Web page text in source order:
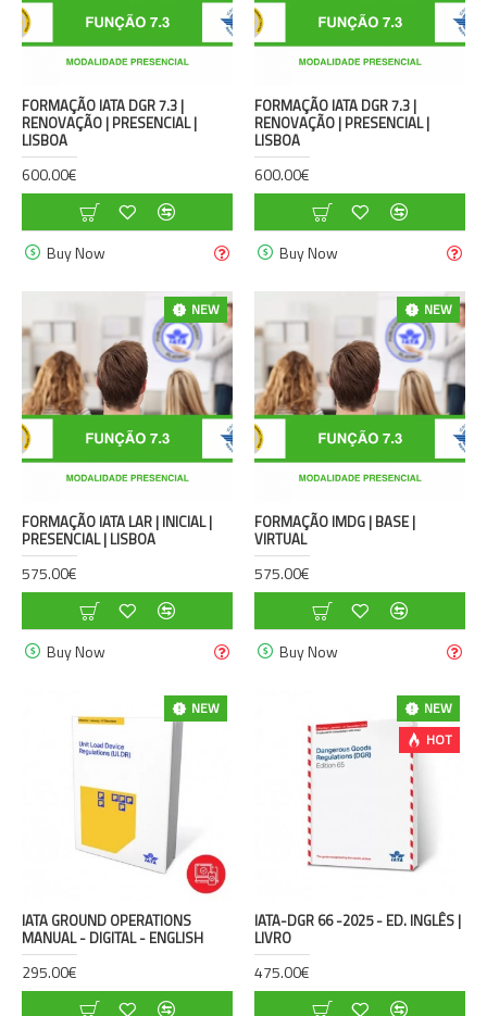
FORMAÇÃO IATA DGR 7.3 |
RENOVAÇÃO | PRESENCIAL |
LISBOA
600.00€
Buy Now
FORMAÇÃO IATA DGR 7.3 |
RENOVAÇÃO | PRESENCIAL |
LISBOA
600.00€
Buy Now
NEW
FORMAÇÃO IATA LAR | INICIAL |
PRESENCIAL | LISBOA
575.00€
Buy Now
NEW
FORMAÇÃO IMDG | BASE |
VIRTUAL
575.00€
Buy Now
NEW
IATA GROUND OPERATIONS
MANUAL - DIGITAL - ENGLISH
295.00€
NEW
HOT
IATA-DGR 66 -2025 - ED. INGLÊS |
LIVRO
475.00€